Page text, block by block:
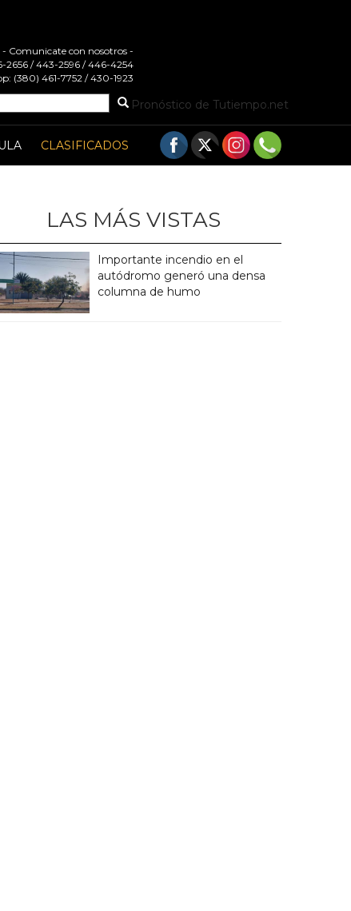
- Comunicate con nosotros -
2656 / 443-2596 / 446-4254
(380) 461-7752 / 430-1923
Pronóstico de Tutiempo.net
CLASIFICADOS
LAS MÁS VISTAS
Importante incendio en el
autódromo generó una densa
columna de humo